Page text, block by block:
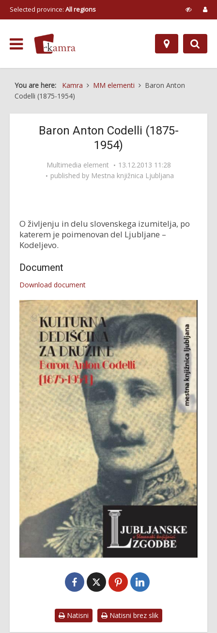
Selected province: All regions
You are here: Kamra MM elementi
Baron Anton
Codelli (1875-1954)
Baron Anton Codelli (1875-
1954)
Multimedia element
13.12.2013 11:28
published by Mestna knjižnica Ljubljana
O življenju in delu slovenskega izumitelja, po
katerem je poimenovan del Ljubljane –
Kodeljevo.
Document
Download document
Natisni Natisni brez slik